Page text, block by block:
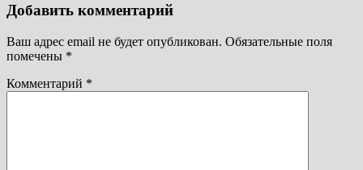
Добавить комментарий
Ваш адрес email не будет опубликован. Обязательные поля
помечены *
Комментарий *